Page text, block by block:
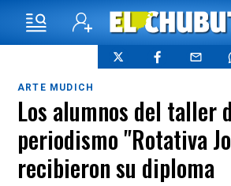
ARTE MUDICH
Los alumnos del taller
periodismo "Rotativa
recibieron su diploma